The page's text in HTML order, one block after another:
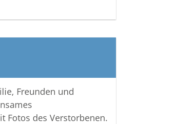
Freunden und
Fotos des Verstorbenen.